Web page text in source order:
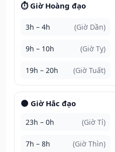
⏱️ Giờ Hoàng đạo
3h – 4h (Giờ Dần)
9h – 10h (Giờ Tỵ)
19h – 20h (Giờ Tuất)
🌑 Giờ Hắc đạo
23h – 0h (Giờ Tí)
7h – 8h (Giờ Thìn)